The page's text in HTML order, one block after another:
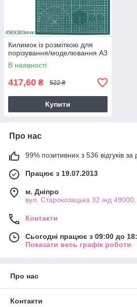
Килимок із розміткою для
порізування/моделювання А3
В наявності
417,60 ₴ 522 ₴
Купити
Про нас
99% позитивних з 536 відгуків за
Працює з 19.07.2013
м. Дніпро
вул. Старокозацька 32 інд
Контакти
Сьогодні працює з 09:00 до
Показати весь графік роботи
Про нас
Контакти